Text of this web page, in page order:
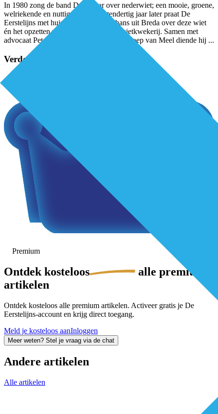
In 1980 zong de band Doe Maar over nederwiet; een mooie, groene,
welriekende en nuttige plant. Achtendertig jaar later praat De
Eerstelijns met huisarts Ronald Roothans uit Breda over deze wiet
én het opzetten van een professionele wietkwekerij. Samen met
advocaat Peter Schouten en SP-politicus Joep van Meel diende hij ...
Verder lezen?
Premium
Ontdek kosteloos
alle premium-
artikelen
Ontdek kosteloos alle premium artikelen. Activeer gratis je De
Eerstelijns-account en krijg direct toegang.
Meld je kosteloos aanInloggen
Meer weten? Stel je vraag via de chat
Andere artikelen
Alle artikelen